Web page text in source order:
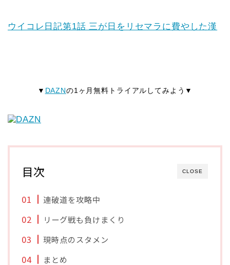
ウイコレ日記第1話 三が日をリセマラに費やした漢
▼ DAZNの1ヶ月無料トライアルしてみよう▼
CLOSE
目次
連破道を攻略中
リーグ戦も負けまくり
現時点のスタメン
まとめ